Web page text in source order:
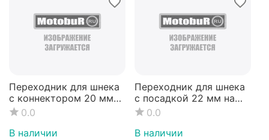
Переходник для шнека
с коннектором 20 мм
на вал 22 мм
0.0
В наличии
Переходник для шнека
с посадкой 22 мм на
вал 20 мм
0.0
В наличии